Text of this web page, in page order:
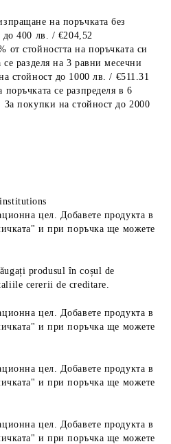
на поръчката без
до 400 лв. / €204,52
стойността на поръчката си
разделя на 3 равни месечни
стойност до 1000 лв. / €511.31
се разпределя в 6
покупки на стойност до 2000
цел. Добавете продукта в
и при поръчка ще можете
produsul în coșul de
cererii de creditare.
цел. Добавете продукта в
и при поръчка ще можете
цел. Добавете продукта в
и при поръчка ще можете
цел. Добавете продукта в
и при поръчка ще можете